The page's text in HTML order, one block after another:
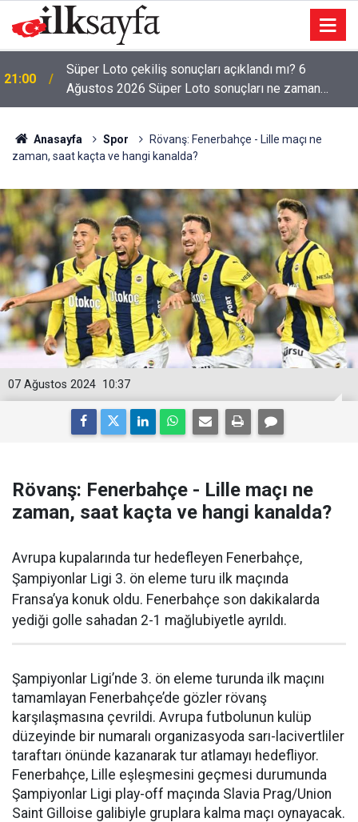
21:00
Süper Loto çekiliş sonuçları açıklandı mı? 6
Ağustos 2026 Süper Loto sonuçları ne zaman
açıklanacak?
Anasayfa Spor
Rövanş: Fenerbahçe - Lille maçı ne
zaman, saat kaçta ve hangi kanalda?
10:37
07 Ağustos 2024
Rövanş: Fenerbahçe - Lille maçı ne
zaman, saat kaçta ve hangi kanalda?
Avrupa kupalarında tur hedefleyen Fenerbahçe,
Şampiyonlar Ligi 3. ön eleme turu ilk maçında
Fransa’ya konuk oldu. Fenerbahçe son dakikalarda
yediği golle sahadan 2-1 mağlubiyetle ayrıldı.
Şampiyonlar Ligi’nde 3. ön eleme turunda ilk maçını
tamamlayan Fenerbahçe’de gözler rövanş
karşılaşmasına çevrildi. Avrupa futbolunun kulüp
düzeyinde bir numaralı organizasyoda sarı-lacivertliler
taraftarı önünde kazanarak tur atlamayı hedefliyor.
Fenerbahçe, Lille eşleşmesini geçmesi durumunda
Şampiyonlar Ligi play-off maçında Slavia Prag/Union
Saint Gilloise galibiyle gruplara kalma maçı oynayacak.